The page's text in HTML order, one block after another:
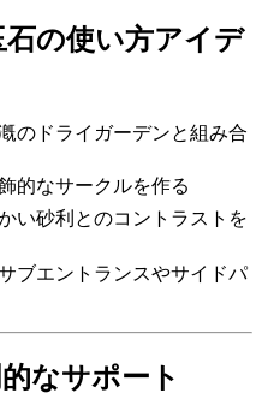
の使い方アイデ
のドライガーデンと組み合
的なサークルを作る
い砂利とのコントラストを
ブエントランスやサイドパ
なサポート